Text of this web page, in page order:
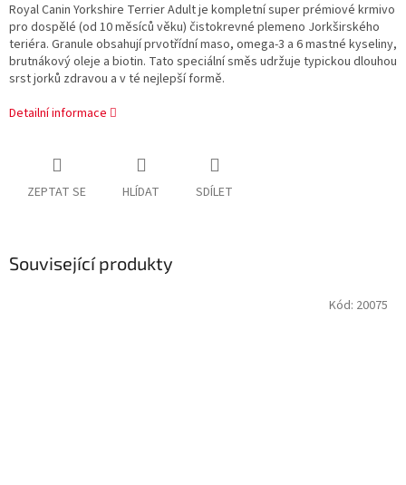
Royal Canin Yorkshire Terrier Adult je kompletní super prémiové krmivo
pro dospělé (od 10 měsíců věku) čistokrevné plemeno Jorkširského
teriéra. Granule obsahují prvotřídní maso, omega-3 a 6 mastné kyseliny,
brutnákový oleje a biotin. Tato speciální směs udržuje typickou dlouhou
srst jorků zdravou a v té nejlepší formě.
Detailní informace
ZEPTAT SE HLÍDAT SDÍLET
Související produkty
Kód: 20075